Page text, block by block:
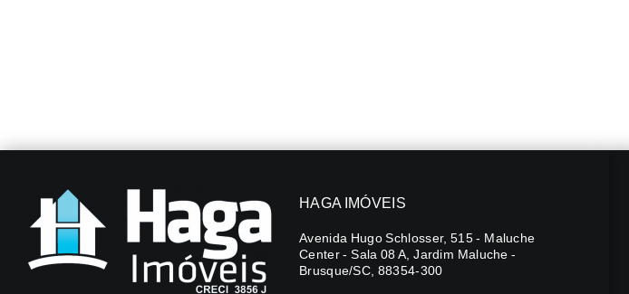
HAGA IMÓVEIS
Avenida Hugo Schlosser, 515 - Maluche
Center - Sala 08 A, Jardim Maluche -
Brusque/SC, 88354-300